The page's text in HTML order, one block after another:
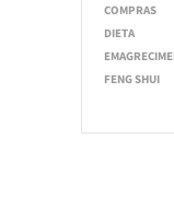
COMPRAS
DIETA
FENG SHUI